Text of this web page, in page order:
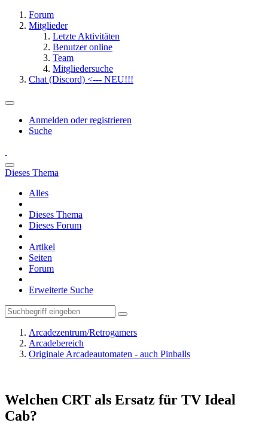
Forum
Mitglieder
Letzte Aktivitäten
Benutzer online
Team
Mitgliedersuche
Chat (Discord) <--- NEU!!!
Anmelden oder registrieren
Suche
Dieses Thema
Alles
Dieses Thema
Dieses Forum
Artikel
Seiten
Forum
Erweiterte Suche
Arcadezentrum/Retrogamers
Arcadebereich
Originale Arcadeautomaten - auch Pinballs
Welchen CRT als Ersatz für TV Ideal
Cab?